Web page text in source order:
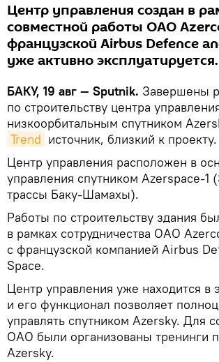
Центр управления создан в
совместной работы ОАО
французской Airbus Defence
уже активно эксплуатируется.
БАКУ, 19 авг — Sputnik. Завершены
по строительству центра
низкоорбитальным спутником
Trend источник, близкий к проекту.
Центр управления расположен в
управления спутником Azerspace-1
трассы Баку-Шамахы).
Работы по строительству здания
в рамках сотрудничества ОАО
с французской компанией Airbus
Space.
Центр управления уже находится в
и его функционал позволяет
управлять спутником Azersky. Для
ОАО были организованы тренинги
Azersky.